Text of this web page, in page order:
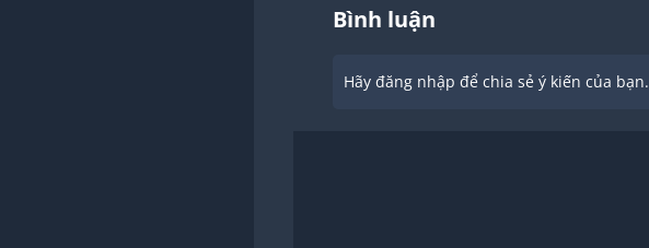
A con biết rồi ba với mẹ
Đều thương con bằng nhau.
Bình luận
Hãy đăng nhập để chia sẻ ý kiến của bạn.